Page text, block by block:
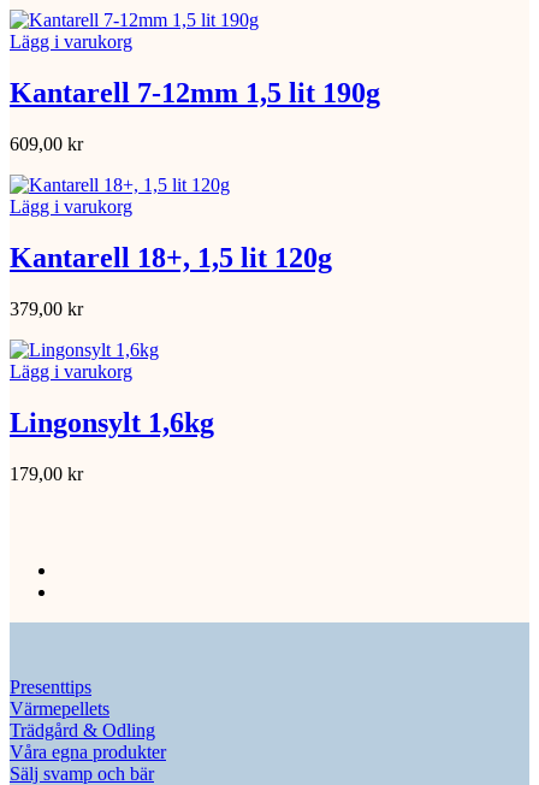
Lägg i varukorg
Kantarell 7-12mm 1,5 lit 190g
609,00 kr
Lägg i varukorg
Kantarell 18+, 1,5 lit 120g
379,00 kr
Lägg i varukorg
Lingonsylt 1,6kg
179,00 kr
Presenttips
Värmepellets
Trädgård & Odling
Våra egna produkter
Sälj svamp och bär